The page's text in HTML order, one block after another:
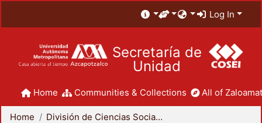
Log In
Secretaría de
Unidad
Home Communities & Collections All of
Home
División de Ciencias Sociales y Humanidades